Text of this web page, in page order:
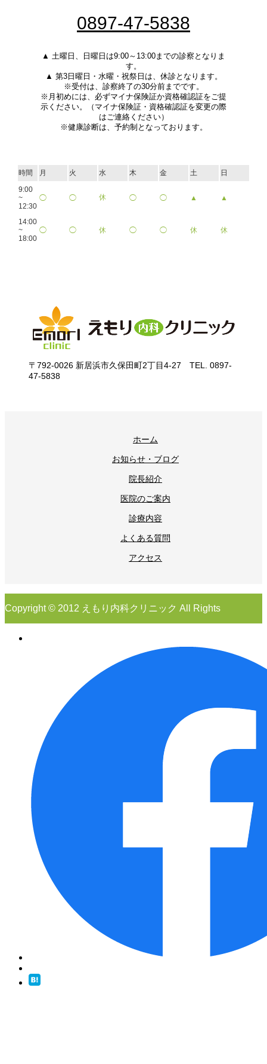
0897-47-5838
▲ 土曜日、日曜日は9:00～13:00までの診察となりま
す。
▲ 第3日曜日・水曜・祝祭日は、休診となります。
※受付は、診察終了の30分前までです。
※月初めには、必ずマイナ保険証か資格確認証をご提
示ください。（マイナ保険証・資格確認証を変更の際
はご連絡ください）
※健康診断は、予約制となっております。
時間 月 火 水 木 金 土
日
9:00
~
12:30
◯ ◯ 休 ◯ ◯ ▲ ▲
14:00
~
18:00
◯ ◯ 休 ◯ ◯ 休 休
〒792-0026 新居浜市久保田町2丁目4-27 TEL. 0897-
47-5838
ホーム
お知らせ・ブログ
院長紹介
医院のご案内
診療内容
よくある質問
アクセス
Copyright © 2012 えもり内科クリニック All Rights
Reserved.